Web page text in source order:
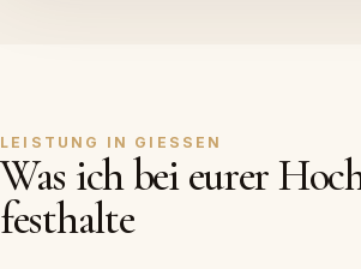
LEISTUNG IN GIESSEN
Was ich bei eurer
festhalte